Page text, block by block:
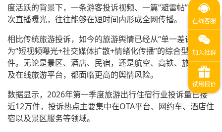
度活跃的背景下，一条游客投诉视频、一篇“避雷帖”或者一
次直播曝光，往往能够在短时间内形成全网传播。
相比传统旅游投诉，如今的旅游舆情已经从“单一差评”升级
为“短视频曝光+社交媒体扩散+情绪化传播”的综合型舆情事
件。无论是景区、酒店、民宿，还是航空、高铁、旅行社以
及在线旅游平台，都面临更高的舆情风险。
数据显示，2026年第一季度旅游出行住宿行业投诉量已接
近12万件，投诉热点主要集中在OTA平台、网约车、酒店住
宿以及景区服务等领域。